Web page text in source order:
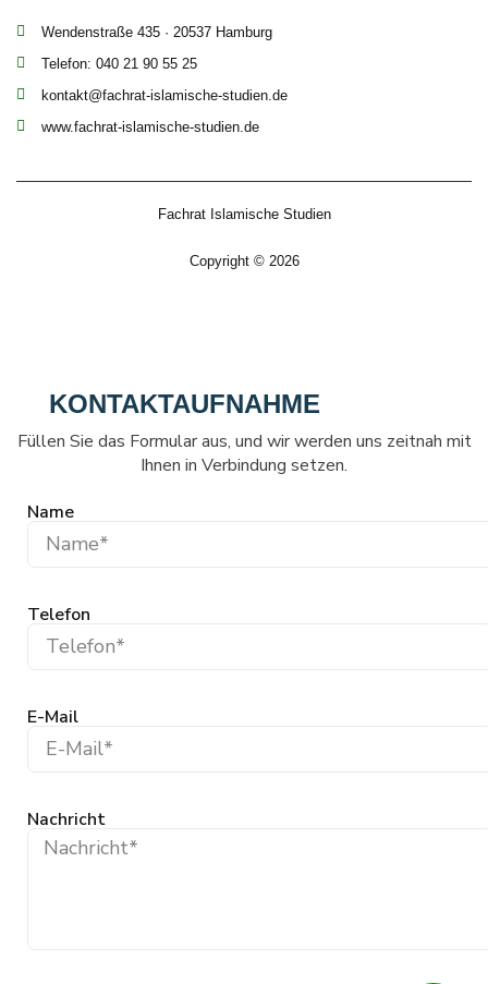
Wendenstraße 435 · 20537 Hamburg
Telefon: 040 21 90 55 25
kontakt@fachrat-islamische-studien.de
www.fachrat-islamische-studien.de
Fachrat Islamische Studien
Copyright © 2026
KONTAKTAUFNAHME
Füllen Sie das Formular aus, und wir werden uns zeitnah mit
Ihnen in Verbindung setzen.
Name
Telefon
E-Mail
Nachricht